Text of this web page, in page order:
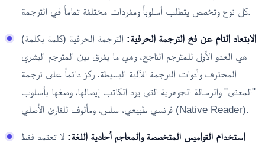
كل نوع وتخصص يتطلب أسلوباً ومفردات مختلفة تماماً في الترجمة.
الابتعاد التام عن فخ الترجمة الحرفية: الترجمة الحرفية (كلمة بكلمة)
هي العدو الأول للمترجم الناجح، وهي ما يفرق بين المترجم البشري
المحترف وأدوات الترجمة الآلية البسيطة. ركز دائماً على ترجمة
"المعنى" والرسالة الجوهرية التي يود الكاتب إيصالها، وصغها بأسلوب
فرنسي طبيعي، سلس، ومألوف للقارئ الأصلي (Native Reader).
استخدام القواميس المتخصصة والمعاجم أحادية اللغة: لا تعتمد فقط